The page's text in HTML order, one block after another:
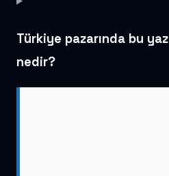
Türkiye pazarında bu
nedir?